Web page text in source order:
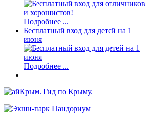
Подробнее ...
Бесплатный вход для детей на 1
июня
Подробнее ...